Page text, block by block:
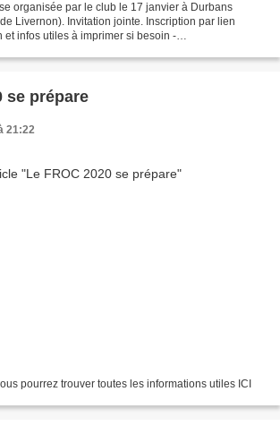
organisée par le club le 17 janvier à Durbans
Livernon). Invitation jointe. Inscription par lien
à imprimer si besoin -
se prépare
21:22
pourrez trouver toutes les informations utiles ICI